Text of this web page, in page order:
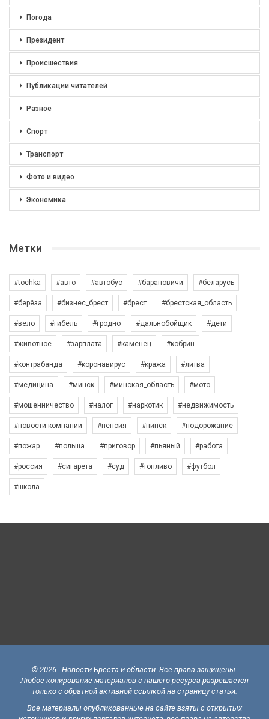
Погода
Президент
Происшествия
Публикации читателей
Разное
Спорт
Транспорт
Фото и видео
Экономика
Метки
#tochka #авто #автобус #барановичи #беларусь
#берёза #бизнес_брест #брест #брестская_область
#вело #гибель #гродно #дальнобойщик #дети
#животное #зарплата #каменец #кобрин
#контрабанда #коронавирус #кража #литва
#медицина #минск #минская_область #мото
#мошенничество #налог #наркотик #недвижимость
#новости компаний #пенсия #пинск #подорожание
#пожар #польша #приговор #пьяный #работа
#россия #сигарета #суд #топливо #футбол
#школа
© 2026 - Новости Бреста и области. Все права защищены.
Любое копирование материалов с нашего ресурса разрешается
только с обратной активной ссылкой на страницу статьи.
Все материалы опубликованные на сайте взяты с открытых